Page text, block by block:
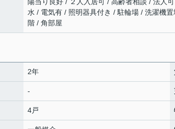
水 / 電気有 / 照明器具付き / 駐輪場 / 洗濯機
階 / 角部屋
2年
-
4戸